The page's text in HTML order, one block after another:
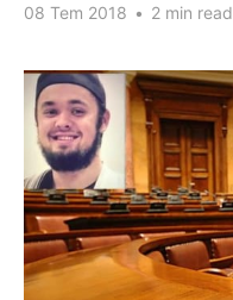
08 Tem 2018 • 2 min read